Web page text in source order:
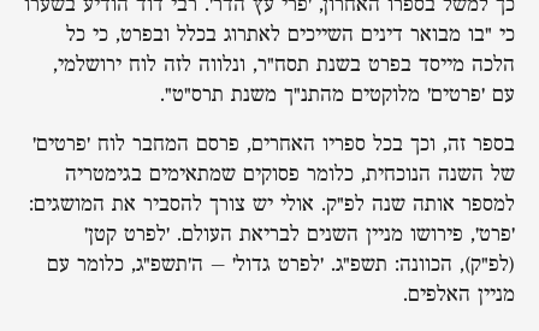
כך למשל בספרו האחרון, 'פרי עץ הדר'. רבי דוד הודיע בשערו
כי "בו מבואר דינים השייכים לאתרוג בכלל ובפרט, כי כל
הלכה מייסד בפרט בשנת תסח"ר, ונלווה לזה לוח ירושלמי,
עם 'פרטים' מלוקטים מהתנ"ך משנת תרס"ט".
בספר זה, וכך בכל ספריו האחרים, פרסם המחבר לוח 'פרטים'
של השנה הנוכחית, כלומר פסוקים שמתאימים בגימטריה
למספר אותה שנה לפ"ק. אולי יש צורך להסביר את המושגים:
'פרט', פירושו מניין השנים לבריאת העולם. 'לפרט קטן'
(לפ"ק), הכוונה: תשפ"ג. 'לפרט גדול' – ה'תשפ"ג, כלומר עם
מניין האלפים.